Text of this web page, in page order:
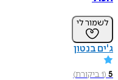
לשמור לי
ג'ים בנטון
5
(
1ביקורת)